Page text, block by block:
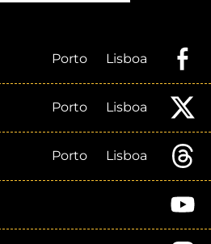
Porto Lisboa
Porto Lisboa
Porto Lisboa